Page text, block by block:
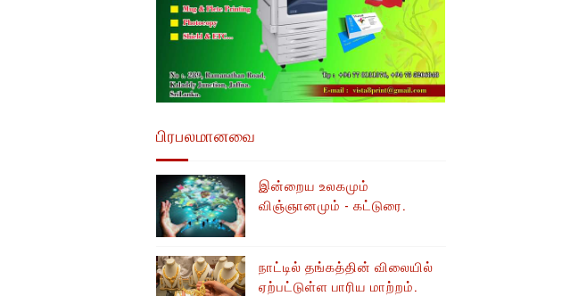
பிரபலமானவை
இன்றைய உலகமும்
விஞ்ஞானமும் - கட்டுரை.
நாட்டில் தங்கத்தின் விலையில்
ஏற்பட்டுள்ள பாரிய மாற்றம்.